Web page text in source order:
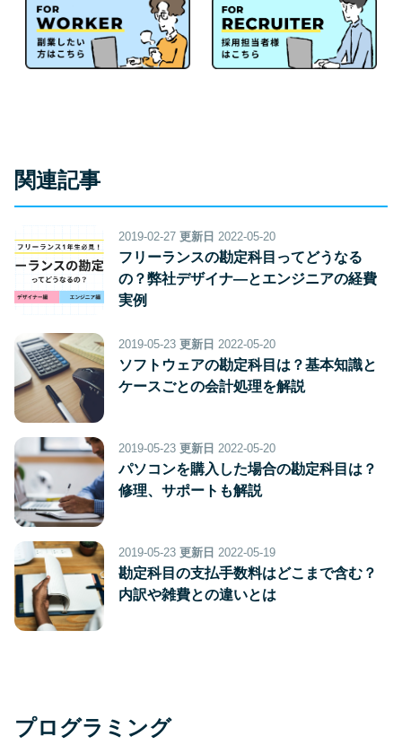
関連記事
2019-02-27 更新日 2022-05-20
フリーランスの勘定科目ってどうなる
の？弊社デザイナ―とエンジニアの経費
実例
2019-05-23 更新日 2022-05-20
ソフトウェアの勘定科目は？基本知識と
ケースごとの会計処理を解説
2019-05-23 更新日 2022-05-20
パソコンを購入した場合の勘定科目は？
修理、サポートも解説
2019-05-23 更新日 2022-05-19
勘定科目の支払手数料はどこまで含む？
内訳や雑費との違いとは
プログラミング